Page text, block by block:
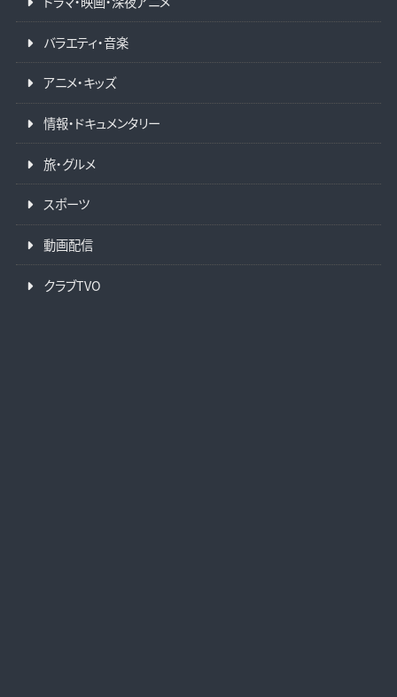
バラエティ・音楽
アニメ・キッズ
情報・ドキュメンタリー
旅・グルメ
スポーツ
動画配信
クラブTVO